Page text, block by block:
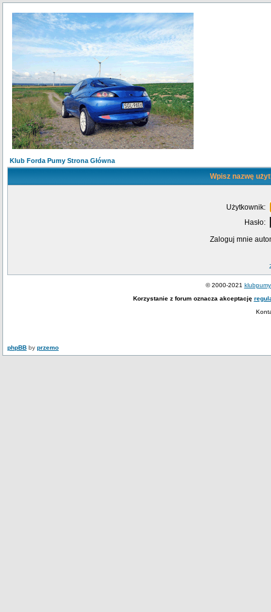
Klub Forda Pumy Strona Główna
Wpisz nazwę
Użytkownik:
Hasło:
Zaloguj mnie
© 2000-2021
Korzystanie z forum oznacza akceptację
phpBB by przemo